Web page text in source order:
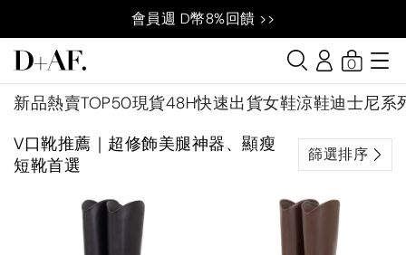
會員週 D幣8%回饋 >>
新品熱賣TOP50現貨48H快速出貨女鞋涼鞋迪士尼系
0
V口靴推薦｜超修飾美腿神器、顯瘦
短靴首選
篩選排序